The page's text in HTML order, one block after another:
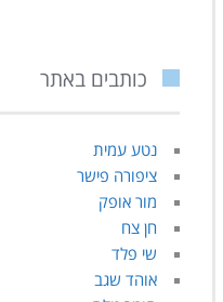
כותבים באתר
נטע עמית
ציפורה פישר
מור אופק
חן צח
שי פלד
אוהד שגב